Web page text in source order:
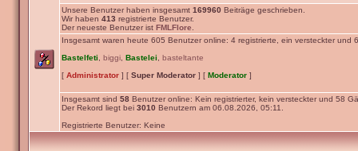
Unsere Benutzer haben insgesamt 169960 Beiträge geschrieben.
Wir haben 413 registrierte Benutzer.
Der neueste Benutzer ist FMLFlore
Insgesamt waren heute 605 Benutzer online: 4 registrierte, ein versteckter und
Bastelfeti
biggi Bastelei
basteltante
[ Administrator ] [ Super Moderator ] [ Moderator ]
Insgesamt sind 58 Benutzer online: Kein registrierter, kein versteckter und 58
Der Rekord liegt bei 3010 Benutzern am 06.08.2026, 05:11.
Registrierte Benutzer: Keine